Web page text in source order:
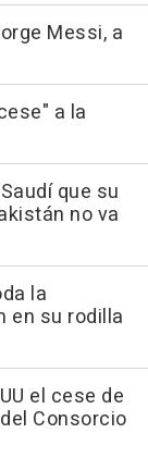
Messi, a
a la
que su
no va
la
en su rodilla
el cese de
Consorcio